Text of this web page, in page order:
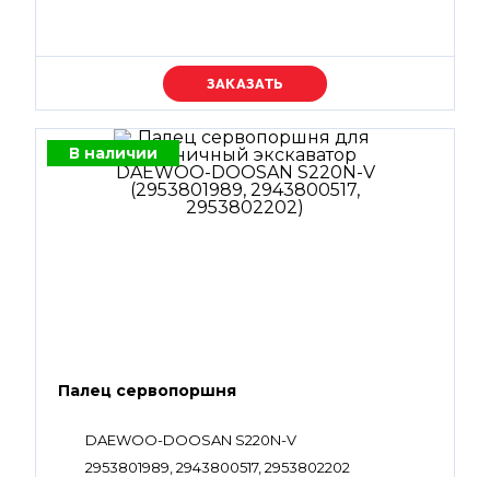
Уточняйте цену
В наличии
Палец сервопоршня
DAEWOO-DOOSAN S220N-V
2953801989, 2943800517, 2953802202